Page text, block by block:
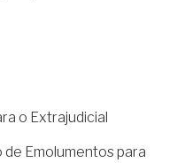
o Extrajudicial
Emolumentos para